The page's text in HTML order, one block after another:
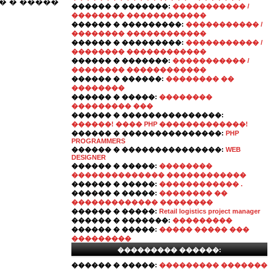
������ � �������: ����������� /
�������� ������������
������ � ���������: ����������� /
�������� ������������
������ � ���������: ����������� /
�������� ������������
������ � �������: ����������� /
�������� ������������
������ � ������: �������� ��
��������
������ � �����: ��������
��������� ���
������ � ���������������:
������! ���� PHP �������������!
������ � ���������������: PHP
PROGRAMMERS
������ � ���������������: WEB
DESIGNER
������ � �����: ��������
�������������� ������������
������ � �����: ������������ .
������ � �����: �������� ��
������������� ��������
������ � �����: Retail logistics project manager
������ � �������: ���������
������ � �����: ����� ����� ���
���������
��������� ������:
������ � �����: ��������� �������